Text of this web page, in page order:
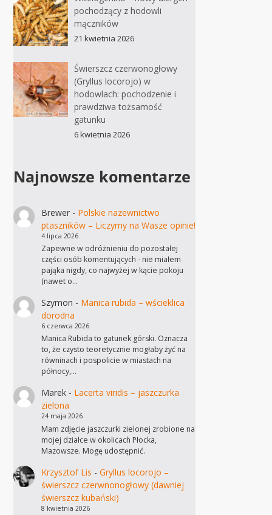
pochodzący z hodowli
mączników
21 kwietnia 2026
Świerszcz czerwonogłowy
(Gryllus locorojo) w
hodowlach: pochodzenie i
prawdziwa tożsamość
gatunku
6 kwietnia 2026
Najnowsze komentarze
Brewer- Polskie nazewnictwo
ptaszników – Liczymy na Wasze opinie!
4 lipca 2026
Zapewne w odróżnieniu do pozostałej
części osób komentujących - nie miałem
pająka nigdy, co najwyżej w kącie pokoju
(nawet o…
Szymon - Manica rubida – wścieklica
dorodna
6 czerwca 2026
Manica Rubida to gatunek górski. Oznacza
to, że czysto teoretycznie mogłaby żyć na
równinach i pospolicie w miastach na
północy,…
Marek- Lacerta viridis – jaszczurka
zielona
24 maja 2026
Mam zdjęcie jaszczurki zielonej zrobione na
mojej działce w okolicach Płocka,
Mazowsze. Mogę udostępnić.
Krzysztof Lis - Gryllus locorojo –
świerszcz czerwnonogłowy (dawniej
świerszcz kubański)
8 kwietnia 2026